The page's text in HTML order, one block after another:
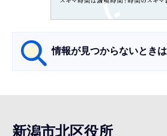
情報が見つからないときは
ナ
新潟市北区役所